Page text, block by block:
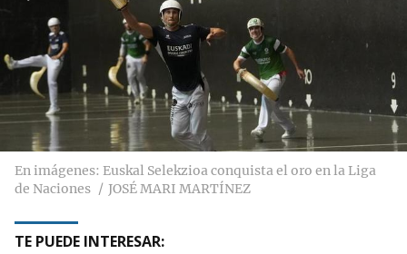
En imágenes: Euskal Selekzioa conquista el oro en la Liga
de Naciones
JOSÉ MARI MARTÍNEZ
TE PUEDE INTERESAR: